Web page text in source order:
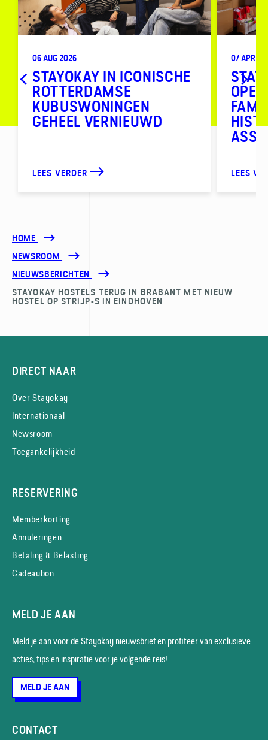
06 AUG 2026
STAYOKAY IN ICONISCHE
ROTTERDAMSE
KUBUSWONINGEN
GEHEEL VERNIEUWD
LEES VERDER
07 APR
LEES
HOME
NEWSROOM
NIEUWSBERICHTEN
STAYOKAY HOSTELS TERUG IN BRABANT MET NIEUW
HOSTEL OP STRIJP-S IN EINDHOVEN
DIRECT NAAR
Over Stayokay
Internationaal
Newsroom
Toegankelijkheid
RESERVERING
Memberkorting
Annuleringen
Betaling & Belasting
Cadeaubon
MELD JE AAN
Meld je aan voor de Stayokay nieuws­brief en profiteer van exclusieve
acties, tips en inspiratie voor je volgende reis!
MELD JE AAN
CONTACT